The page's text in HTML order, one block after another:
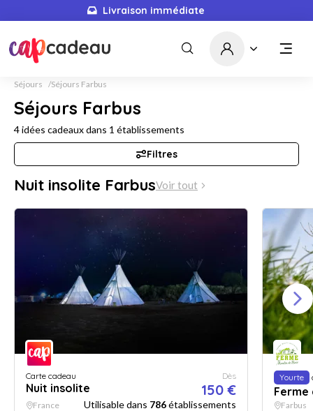
Livraison immédiate
Séjours Séjours Farbus
Séjours Farbus
4idées cadeaux dans 1 établissements
Filtres
Nuit insolite FarbusVoir tout
Carte cadeau
Nuit insolite
Dès
150 €
France Utilisable dans 786établissements
Yourte
Ferme
Farbus